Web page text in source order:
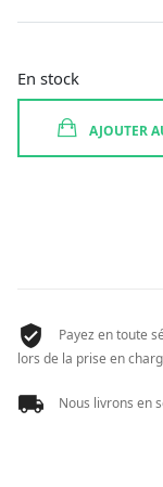
En stock
AJOUTER
Payez en toute
lors de la prise en
Nous livrons en